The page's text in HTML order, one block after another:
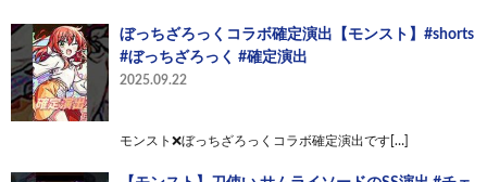
ぼっちざろっくコラボ確定演出【モンスト】#shorts
#ぼっちざろっく #確定演出
2025.09.22
モンスト❌ぼっちざろっくコラボ確定演出です[…]